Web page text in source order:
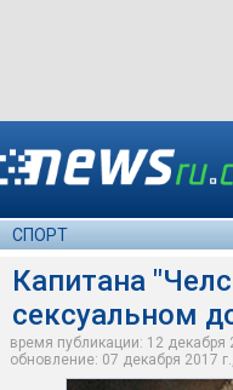
СПОРТ
Капитана
сексуальном
время публикации: 12 декабря
обновление: 07 декабря 2017